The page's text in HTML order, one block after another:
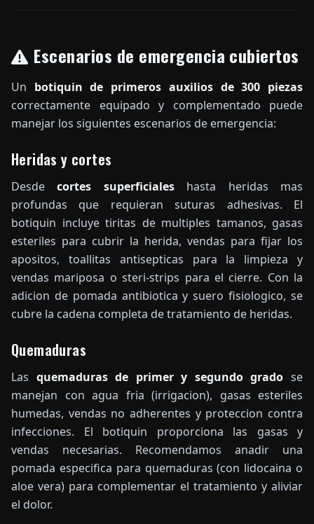
Escenarios de emergencia cubiertos
Un botiquin de primeros auxilios de 300 piezas
correctamente equipado y complementado puede
manejar los siguientes escenarios de emergencia:
Heridas y cortes
Desdecortes superficialeshasta heridas mas
profundas que requieran suturas adhesivas. El
botiquin incluye tiritas de multiples tamanos, gasas
esteriles para cubrir la herida, vendas para fijar los
apositos, toallitas antisepticas para la limpieza y
vendas mariposa o steri-strips para el cierre. Con la
adicion de pomada antibiotica y suero fisiologico, se
cubre la cadena completa de tratamiento de heridas.
Quemaduras
Las quemaduras de primer y segundo grado se
manejan con agua fria (irrigacion), gasas esteriles
humedas, vendas no adherentes y proteccion contra
infecciones. El botiquin proporciona las gasas y
vendas necesarias. Recomendamos anadir una
pomada especifica para quemaduras (con lidocaina o
aloe vera) para complementar el tratamiento y aliviar
el dolor.